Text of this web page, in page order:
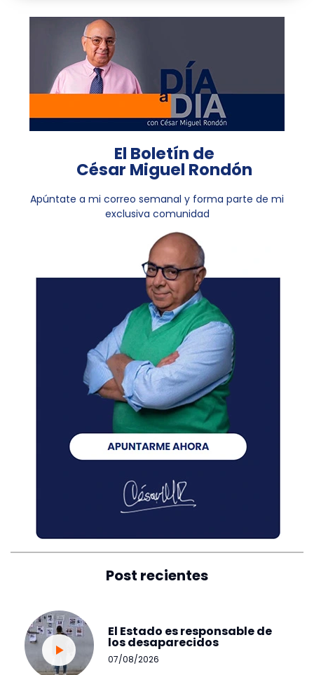
El Boletín de
César Miguel Rondón
Apúntate a mi correo semanal y forma parte de mi
exclusiva comunidad
Post recientes
El Estado es responsable de
los desaparecidos
07/08/2026